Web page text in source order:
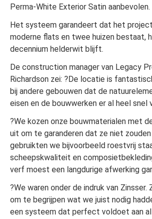
Perma-White Exterior Satin aanbevolen.
Het systeem garandeert dat het
moderne flats en twee huizen bestaat,
decennium helderwit blijft.
De construction manager van Legacy
Richardson zei: ?De locatie is
bij andere gebouwen dat de
eisen en de bouwwerken er al heel snel
?We kozen onze bouwmaterialen met
uit om te garanderen dat ze niet
gebruikten we bijvoorbeeld roestvrij
scheepskwaliteit en
verf moest een langdurige afwerking
?We waren onder de indruk van Zinsser.
om te begrijpen wat we juist nodig
een systeem dat perfect voldoet aan